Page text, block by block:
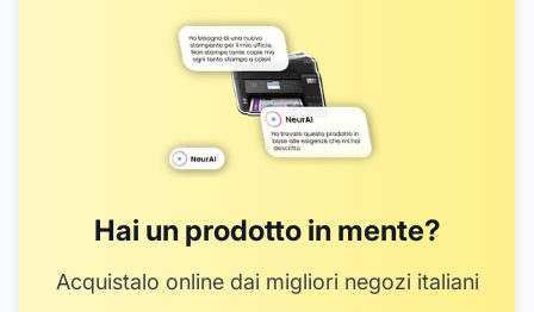
Hai un prodotto in mente?
Acquistalo online dai migliori negozi italiani